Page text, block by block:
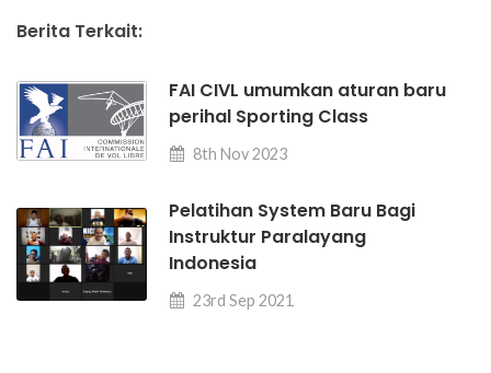
Berita Terkait:
FAI CIVL umumkan aturan baru
perihal Sporting Class
8th Nov 2023
Pelatihan System Baru Bagi
Instruktur Paralayang
Indonesia
23rd Sep 2021